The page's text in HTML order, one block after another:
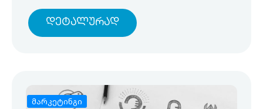
Დეტალურად
მარკეტინგი